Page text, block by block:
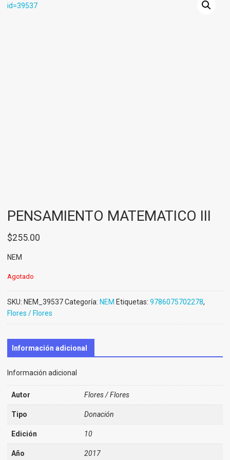
PENSAMIENTO MATEMATICO III
$255.00
NEM
Agotado
SKU: NEM_39537Categoría: NEM Etiquetas: 9786075702278,
Flores / Flores
Información adicional
Información adicional
Autor Flores / Flores
Tipo Donación
Edición 10
Año 2017